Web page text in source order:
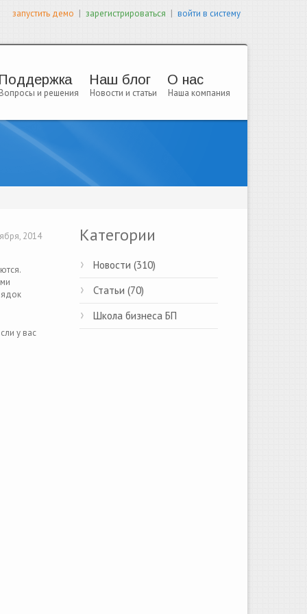
запустить демо | зарегистрироваться | войти в систему
и решения
Наш блог
Новости и статьи
О нас
Наша компания
2014
у вас
Категории
Новости (310)
Статьи (70)
Школа бизнеса БП